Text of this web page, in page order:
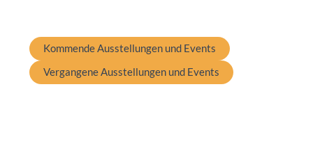
Kommende Ausstellungen und Events
Vergangene Ausstellungen und Events